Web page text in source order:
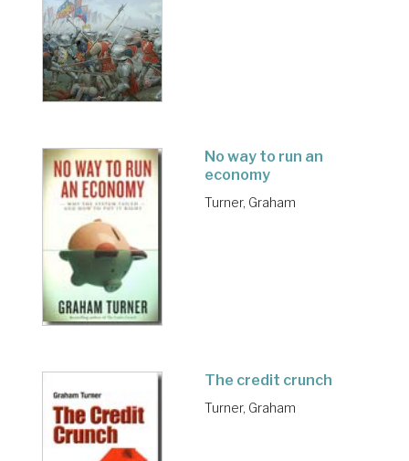
No way to run an
economy
Turner, Graham
The credit crunch
Turner, Graham